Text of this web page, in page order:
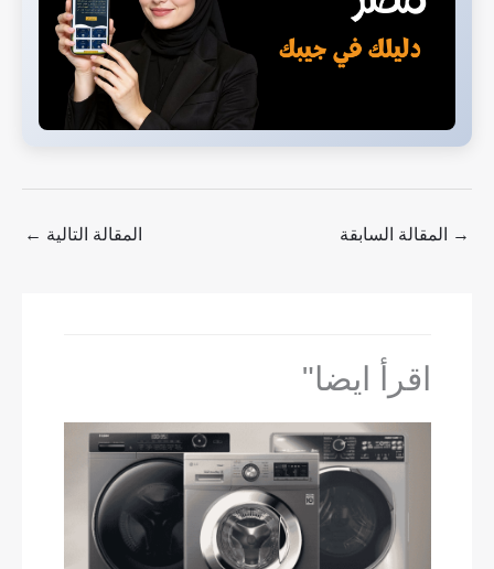
→ المقالة السابقة المقالة التالية ←
اقرأ ايضا"